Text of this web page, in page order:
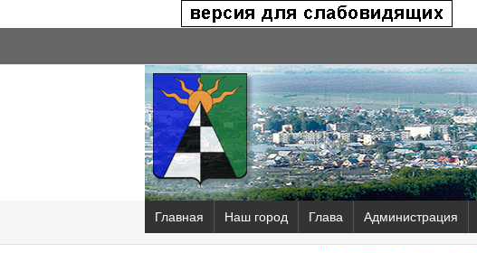
Главная Наш город Глава Администрация